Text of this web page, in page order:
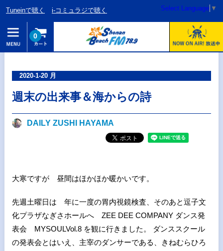
Tuneinで聴く i-コミュラジで聴く Select Language ▼
0
2020-1-20 月
週末の出来事＆海からの詩
DAILY ZUSHI HAYAMA
大寒ですが 昼間はほかほか暖かいです。
先週土曜日は 年に一度の胃内視鏡検査、そのあと逗子文
化プラザなぎさホールへ ZEE DEE COMPANY ダンス発
表会 MYSOULVol.8 を観に行きました。 ダンススクール
の発表会とはいえ、主宰のダンサーである、きねむらひろ